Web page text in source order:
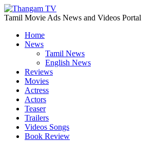
Tamil Movie Ads News and Videos Portal
Home
News
Tamil News
English News
Reviews
Movies
Actress
Actors
Teaser
Trailers
Videos Songs
Book Review